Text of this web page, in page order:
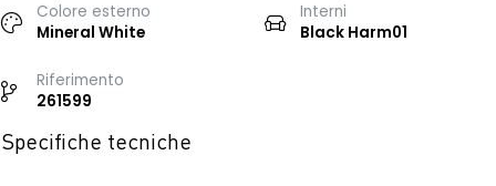
Colore esterno
Mineral White
Interni
Black Harm01
Riferimento
261599
Specifiche tecniche